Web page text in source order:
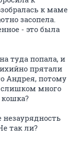
к маме
засопела.
- это была
туда попала, и
прятали
Андрея, потому
слишком много
незаурядность
так ли?